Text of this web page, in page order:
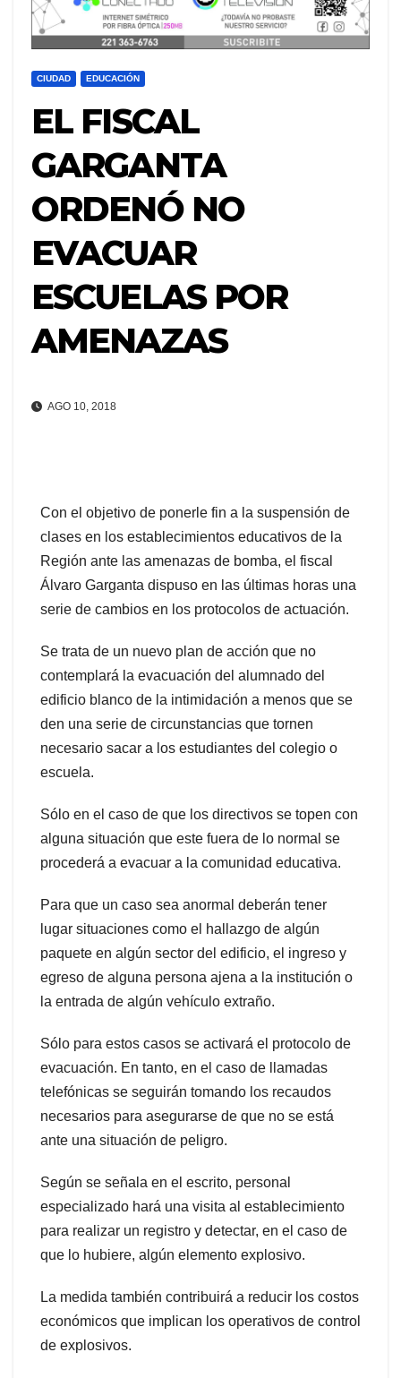
CIUDAD EDUCACIÓN
EL FISCAL
GARGANTA
ORDENÓ NO
EVACUAR
ESCUELAS POR
AMENAZAS
AGO 10, 2018
Con el objetivo de ponerle fin a la suspensión de
clases en los establecimientos educativos de la
Región ante las amenazas de bomba, el fiscal
Álvaro Garganta dispuso en las últimas horas una
serie de cambios en los protocolos de actuación.
Se trata de un nuevo plan de acción que no
contemplará la evacuación del alumnado del
edificio blanco de la intimidación a menos que se
den una serie de circunstancias que tornen
necesario sacar a los estudiantes del colegio o
escuela.
Sólo en el caso de que los directivos se topen con
alguna situación que este fuera de lo normal se
procederá a evacuar a la comunidad educativa.
Para que un caso sea anormal deberán tener
lugar situaciones como el hallazgo de algún
paquete en algún sector del edificio, el ingreso y
egreso de alguna persona ajena a la institución o
la entrada de algún vehículo extraño.
Sólo para estos casos se activará el protocolo de
evacuación. En tanto, en el caso de llamadas
telefónicas se seguirán tomando los recaudos
necesarios para asegurarse de que no se está
ante una situación de peligro.
Según se señala en el escrito, personal
especializado hará una visita al establecimiento
para realizar un registro y detectar, en el caso de
que lo hubiere, algún elemento explosivo.
La medida también contribuirá a reducir los costos
económicos que implican los operativos de control
de explosivos.